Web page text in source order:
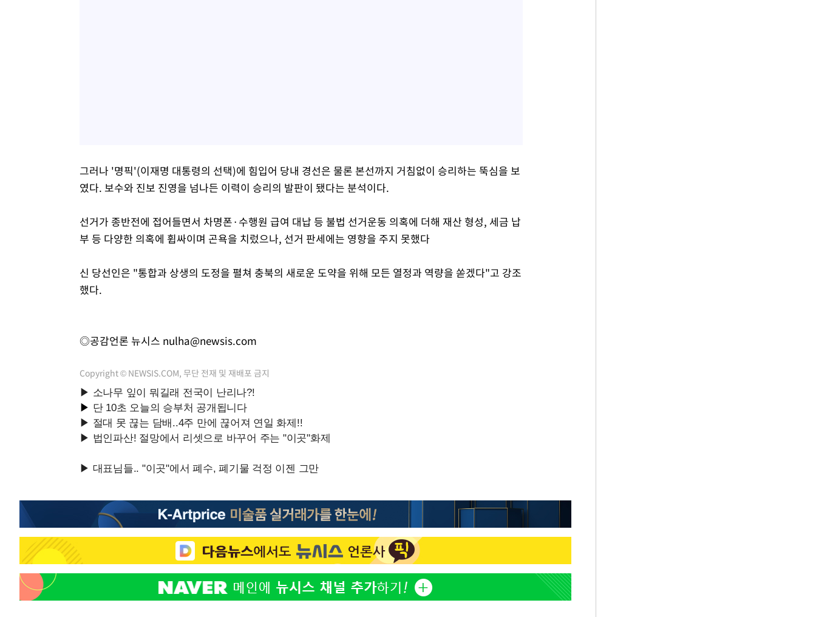
그러나 '명픽'(이재명 대통령의 선택)에 힘입어 당내 경선은 물론 본선까지 거침없이 승리하는 뚝심을 보
였다. 보수와 진보 진영을 넘나든 이력이 승리의 발판이 됐다는 분석이다.
선거가 종반전에 접어들면서 차명폰·수행원 급여 대납 등 불법 선거운동 의혹에 더해 재산 형성, 세금 납
부 등 다양한 의혹에 휩싸이며 곤욕을 치렀으나, 선거 판세에는 영향을 주지 못했다
신 당선인은 "통합과 상생의 도정을 펼쳐 충북의 새로운 도약을 위해 모든 열정과 역량을 쏟겠다"고 강조
했다.
◎공감언론 뉴시스 nulha@newsis.com
Copyright © NEWSIS.COM, 무단 전재 및 재배포 금지